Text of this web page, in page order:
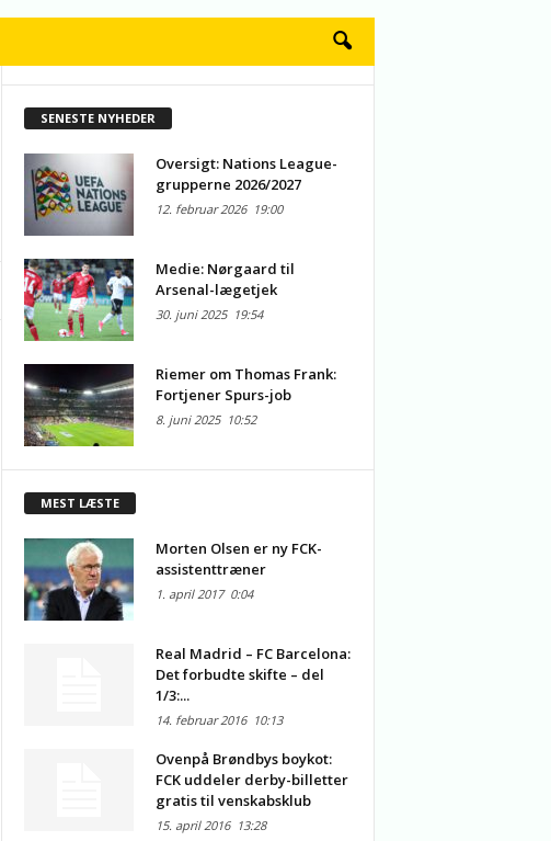
SENESTE NYHEDER
Oversigt: Nations League-
grupperne 2026/2027
12. februar 202619:00
Medie: Nørgaard til
Arsenal-lægetjek
30. juni 202519:54
Riemer om Thomas Frank:
Fortjener Spurs-job
8. juni 202510:52
MEST LÆSTE
Morten Olsen er ny FCK-
assistenttræner
1. april 20170:04
Real Madrid – FC Barcelona:
Det forbudte skifte – del
1/3:...
14. februar 201610:13
Ovenpå Brøndbys boykot:
FCK uddeler derby-billetter
gratis til venskabsklub
15. april 201613:28